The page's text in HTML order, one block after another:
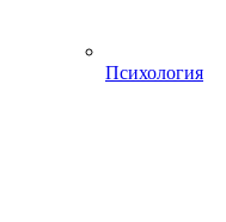
Психология